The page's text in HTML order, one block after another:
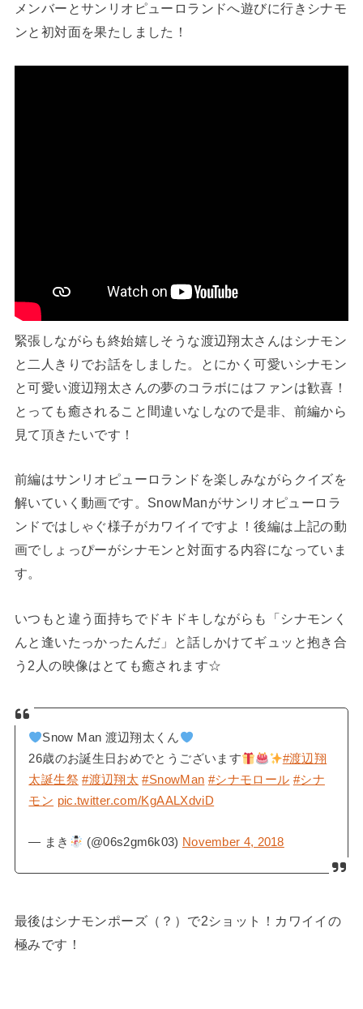
メンバーとサンリオピューロランドへ遊びに行きシナモ
ンと初対面を果たしました！
緊張しながらも終始嬉しそうな渡辺翔太さんはシナモン
と二人きりでお話をしました。とにかく可愛いシナモン
と可愛い渡辺翔太さんの夢のコラボにはファンは歓喜！
とっても癒されること間違いなしなので是非、前編から
見て頂きたいです！
前編はサンリオピューロランドを楽しみながらクイズを
解いていく動画です。SnowManがサンリオピューロラ
ンドではしゃぐ様子がカワイイですよ！後編は上記の動
画でしょっぴーがシナモンと対面する内容になっていま
す。
いつもと違う面持ちでドキドキしながらも「シナモンく
んと逢いたっかったんだ」と話しかけてギュッと抱き合
う2人の映像はとても癒されます☆
Snow Man 渡辺翔太くん
26歳のお誕生日おめでとうございます
#渡辺翔
太誕生祭 #渡辺翔太 #SnowMan #シナモロール #シナ
モン pic.twitter.com/KgAALXdviD
— まき (@06s2gm6k03) November 4, 2018
最後はシナモンポーズ（？）で2ショット！カワイイの
極みです！